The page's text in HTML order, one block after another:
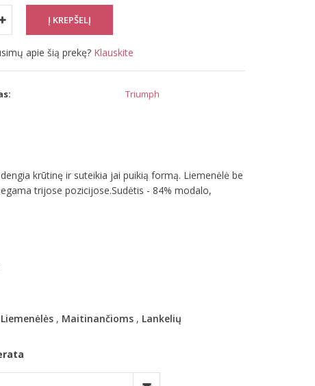
apie šią prekę? Klauskite
Triumph
krūtinę ir suteikia jai puikią formą. Liemenėlė be
trijose pozicijose.Sudėtis - 84% modalo,
Liemenėlės, Maitinančioms, Lankelių